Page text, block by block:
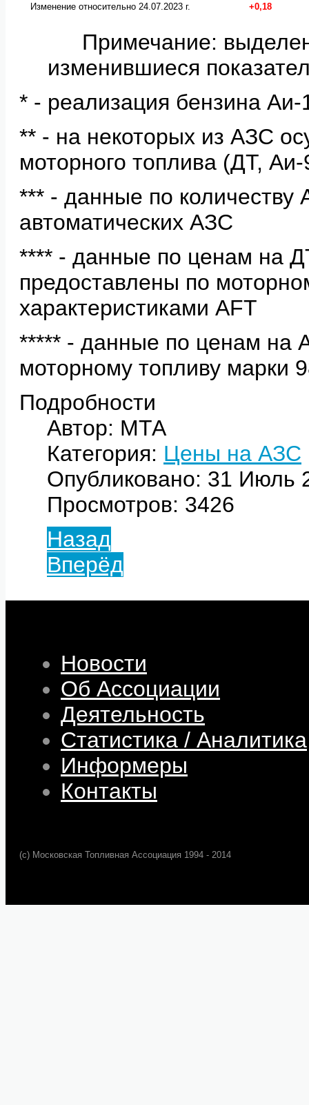
Изменение относительно 24.07.2023 г. +0,18
Примечание:
изменившиеся
* - реализация бензина
** - на некоторых из АЗС
моторного топлива (ДТ,
*** - данные по количеству
автоматических АЗС
**** - данные по ценам на
предоставлены по
характеристиками AFT
***** - данные по ценам на
моторному топливу марки
Подробности
Автор: МТА
Категория: Цены на АЗС
Опубликовано: 31 Июль
Просмотров: 3426
Назад
Вперёд
Новости
Об Ассоциации
Деятельность
Статистика / Аналитика
Информеры
Контакты
(c) Московская Топливная Ассоциация 1994 - 2014